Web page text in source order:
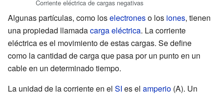
Corriente eléctrica de cargas negativas
Algunas partículas, como loselectroneso los iones, tienen
una propiedad llamadacarga eléctrica. La corriente
eléctrica es el movimiento de estas cargas. Se define
como la cantidad de carga que pasa por un punto en un
cable en un determinado tiempo.
La unidad de la corriente en el SI es el amperio (A). Un